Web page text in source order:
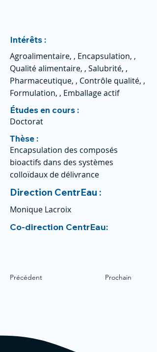
Intérêts :
Agroalimentaire, , Encapsulation, ,
Qualité alimentaire, , Salubrité, ,
Pharmaceutique, , Contrôle qualité, ,
Formulation, , Emballage actif
Études en cours :
Doctorat
Thèse :
Encapsulation des composés
bioactifs dans des systèmes
colloïdaux de délivrance
Direction CentrEau :
Monique Lacroix
Co-direction CentrEau:
Précédent Prochain